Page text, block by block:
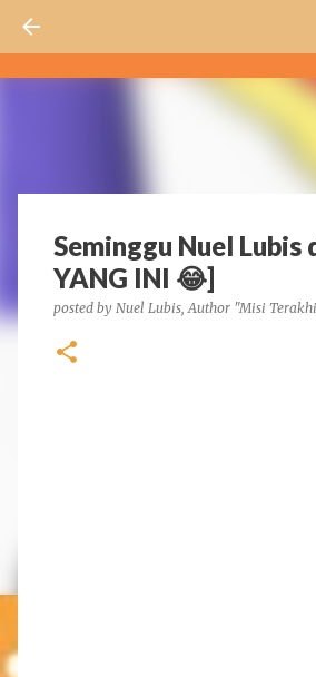
Seminggu Nuel Lubis
YANG INI 😂]
posted by Nuel Lubis, Author "Misi